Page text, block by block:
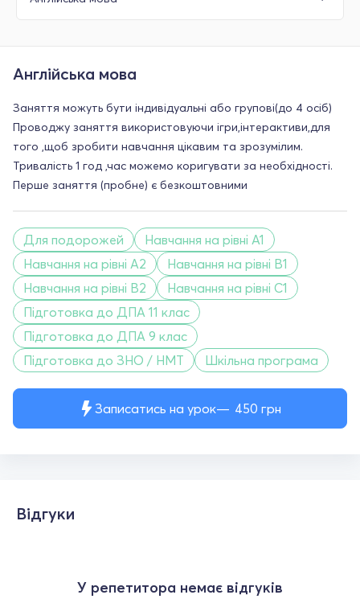
Записатись на урок 450 грн
Англійська мова
Заняття можуть бути індивідуальні або групові(до 4 осіб)
Проводжу заняття використовуючи ігри,інтерактиви,для
того ,щоб зробити навчання цікавим та зрозумілим.
Тривалість 1 год ,час можемо коригувати за необхідності.
Перше заняття (пробне) є безкоштовними
Для подорожей
Навчання на рівні A1
Навчання на рівні A2
Навчання на рівні B1
Навчання на рівні B2
Навчання на рівні C1
Підготовка до ДПА 11 клас
Підготовка до ДПА 9 клас
Підготовка до ЗНО / НМТ
Шкільна програма
Відгуки
У репетитора немає відгуків